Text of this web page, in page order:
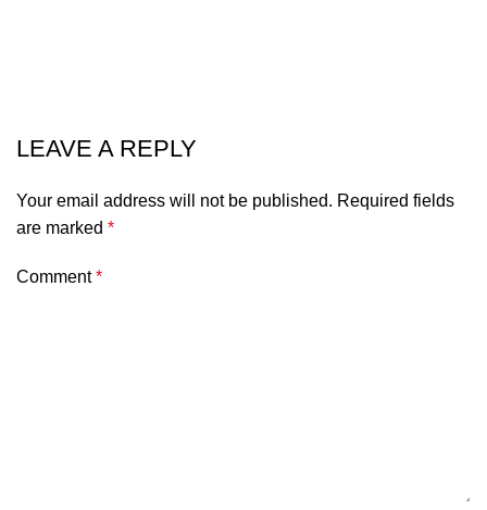
LEAVE A REPLY
Your email address will not be published. Required fields
are marked *
Comment*